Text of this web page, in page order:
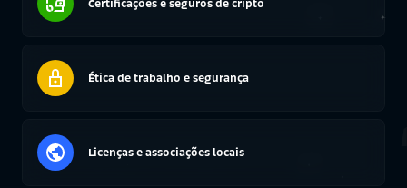
Certificações e seguros de cripto
Ética de trabalho e segurança
Licenças e associações locais